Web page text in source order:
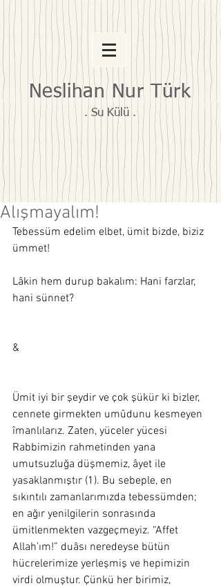
Neslihan Nur Türk
. Su Külü .
Alışmayalım!
Tebessüm edelim elbet, ümit bizde, biziz
ümmet!
Lâkin hem durup bakalım: Hani farzlar,
hani sünnet?
&
Ümit iyi bir şeydir ve çok şükür ki bizler,
cennete girmekten umûdunu kesmeyen
îmanlılarız. Zaten, yüceler yücesi
Rabbimizin rahmetinden yana
umutsuzluğa düşmemiz, âyet ile
yasaklanmıştır (1). Bu sebeple, en
sıkıntılı zamanlarımızda tebessümden;
en ağır yenilgilerin sonrasında
ümitlenmekten vazgeçmeyiz. “Affet
Allah’ım!” duâsı neredeyse bütün
hücrelerimize yerleşmiş ve hepimizin
virdi olmuştur. Çünkü her birimiz,